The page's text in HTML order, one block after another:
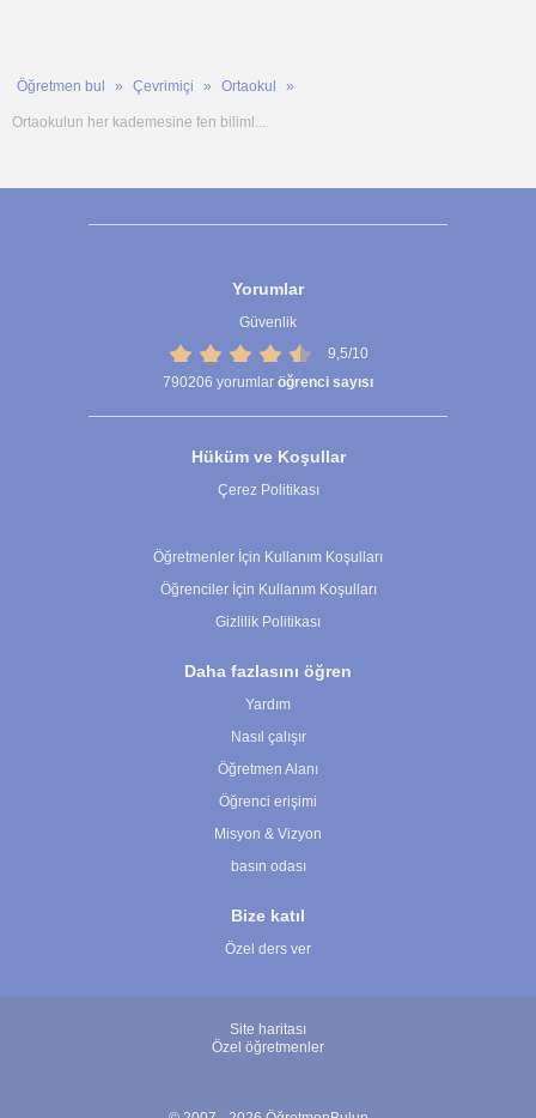
Öğretmen bul Çevrimiçi Ortaokul
Ortaokulun her kademesine fen biliml...
Yorumlar
Güvenlik
9,5/10
790206 yorumlar öğrenci sayısı
Hüküm ve Koşullar
Çerez Politikası
Öğretmenler İçin Kullanım Koşulları
Öğrenciler İçin Kullanım Koşulları
Gizlilik Politikası
Daha fazlasını öğren
Yardım
Nasıl çalışır
Öğretmen Alanı
Öğrenci erişimi
Misyon & Vizyon
basın odası
Bize katıl
Özel ders ver
Site haritası
Özel öğretmenler